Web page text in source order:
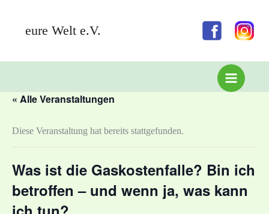
eure Welt e.V.
« Alle Veranstaltungen
Diese Veranstaltung hat bereits stattgefunden.
Was ist die Gaskostenfalle? Bin ich
betroffen – und wenn ja, was kann